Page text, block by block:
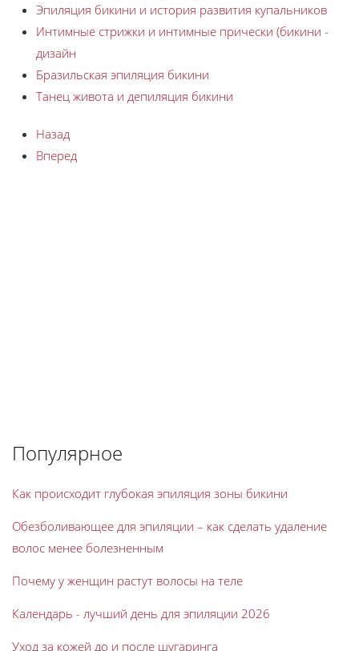
Эпиляция бикини и история развития купальников
Интимные стрижки и интимные прически (бикини -
дизайн
Бразильская эпиляция бикини
Танец живота и депиляция бикини
Назад
Вперед
Популярное
Как происходит глубокая эпиляция зоны бикини
Обезболивающее для эпиляции – как сделать удаление
волос менее болезненным
Почему у женщин растут волосы на теле
Календарь - лучший день для эпиляции 2026
Уход за кожей до и после шугаринга